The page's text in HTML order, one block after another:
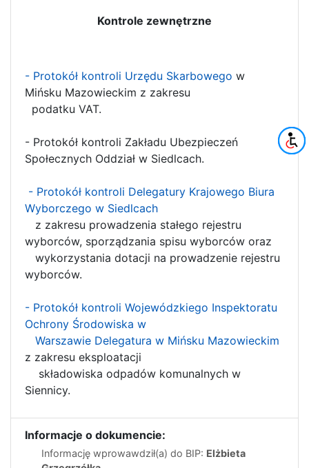
Kontrole zewnętrzne
- Protokół kontroli Urzędu Skarbowego w
Mińsku Mazowieckim z zakresu
podatku VAT.
- Protokół kontroli Zakładu Ubezpieczeń
Społecznych Oddział w Siedlcach.
- Protokół kontroli Delegatury Krajowego Biura
Wyborczego w Siedlcach
z zakresu prowadzenia stałego rejestru
wyborców, sporządzania spisu wyborców oraz
wykorzystania dotacji na prowadzenie rejestru
wyborców.
- Protokół kontroli Wojewódzkiego Inspektoratu
Ochrony Środowiska w
Warszawie Delegatura w Mińsku Mazowieckim
z zakresu eksploatacji
składowiska odpadów komunalnych w
Siennicy.
Informacje o dokumencie:
Informację wprowawdził(a) do BIP: Elżbieta